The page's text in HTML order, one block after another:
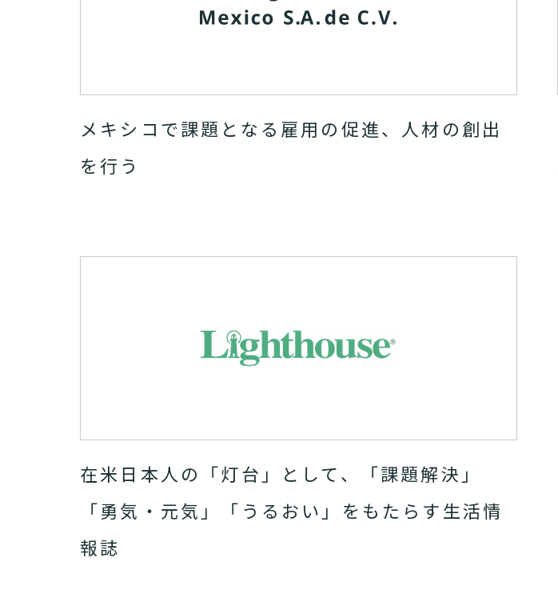
メキシコで課題となる雇用の促進、人材の創出
を行う
在米日本人の「灯台」として、「課題解決」
「勇気・元気」「うるおい」をもたらす生活情
報誌